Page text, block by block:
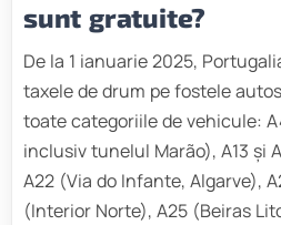
sunt gratuite?
De la 1 ianuarie 2025,
taxele de drum pe fostele
toate categoriile de vehicule:
inclusiv tunelul Marão), A13 și
A22 (Via do Infante, Algarve),
(Interior Norte), A25 (Beiras